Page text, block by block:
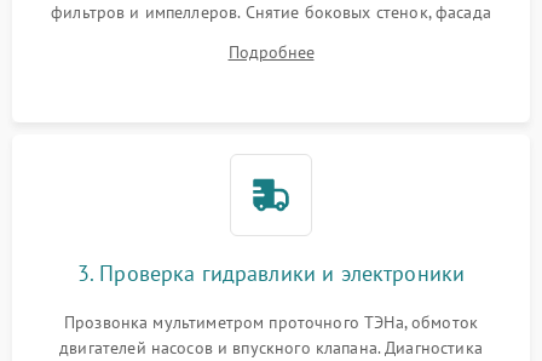
фильтров и импеллеров. Снятие боковых стенок, фасада
циркуляционному насосу, ТЭНу и сливной помпе.
Подробнее
3. Проверка гидравлики и электроники
Прозвонка мультиметром проточного ТЭНа, обмоток
двигателей насосов и впускного клапана. Диагностика